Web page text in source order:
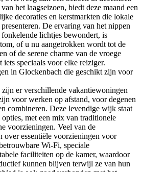
het laagseizoen, biedt deze maand een
decoraties en kerstmarkten die lokale
De ervaring van het nippen
lichtjes bewondert, is
of u nu aangetrokken wordt tot de
of de serene charme van de vroege
speciaals voor elke reiziger.
in Glockenbach die geschikt zijn voor
er verschillende vakantiewoningen
voor werken op afstand, voor degenen
combineren. Deze levendige wijk staat
met een mix van traditionele
voorzieningen. Veel van de
over essentiële voorzieningen voor
Wi-Fi, speciale
faciliteiten op de kamer, waardoor
kunnen blijven terwijl ze van hun